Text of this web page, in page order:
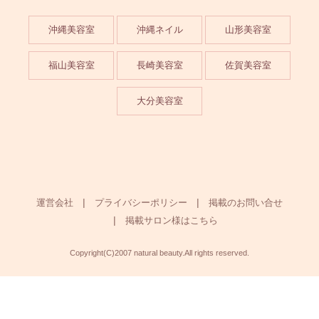
沖縄美容室 沖縄ネイル 山形美容室
福山美容室 長崎美容室 佐賀美容室
大分美容室
運営会社 プライバシーポリシー
掲載のお問い合せ
掲載サロン様はこちら
Copyright(C)2007 natural beauty.All rights reserved.